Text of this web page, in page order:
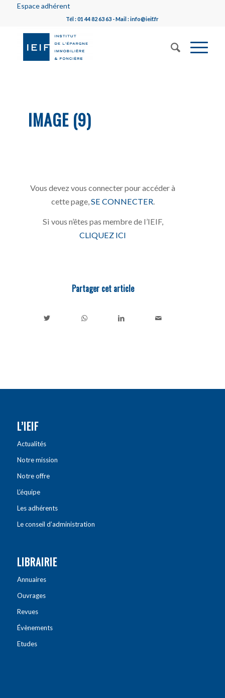
Espace adhérent
Tél : 01 44 82 63 63 - Mail : info@ieif.fr
IMAGE (9)
Vous devez vous connecter pour accéder à
cette page, SE CONNECTER
Si vous n’êtes pas membre de l’IEIF,
CLIQUEZ ICI
Partager cet article
L’IEIF
Actualités
Notre mission
Notre offre
L’équipe
Les adhérents
Le conseil d’administration
LIBRAIRIE
Annuaires
Ouvrages
Revues
Évènements
Etudes